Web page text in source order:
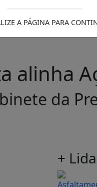
alinha
da
+
A PÁGINA PARA